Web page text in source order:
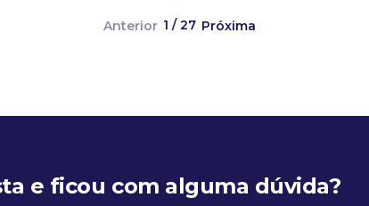
Anterior 1 / 27 Próxima
e ficou com alguma dúvida?